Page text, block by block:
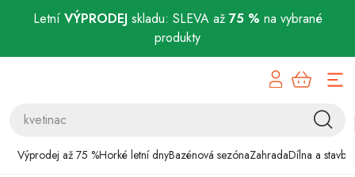
Letní VÝPRODEJskladu: SLEVA až 75 % na vybrané
produkty
Výprodej až 75 %Horké letní dnyBazénová sezónaZahradaDílna a stavba
Bazénová sezóna